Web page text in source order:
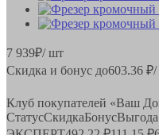
7 939₽/ шт
Скидка и бонус до603.36
Клуб покупателей «Ваш
СтатусСкидкаБонусВыгода